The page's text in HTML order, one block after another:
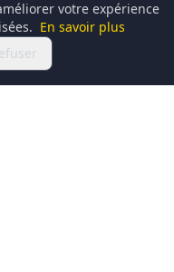
votre expérience
En savoir plus